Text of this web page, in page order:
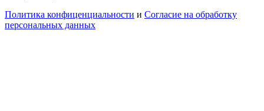
Политика конфиценциальности и Согласие на обработку
персональных данных